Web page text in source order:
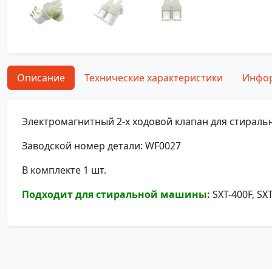
Описание Технические характеристики
Электромагнитный 2-х ходовой клапан для
Заводской номер детали: WF0027
В комплекте 1 шт.
Подходит для стиральной машины: SXT-400F,